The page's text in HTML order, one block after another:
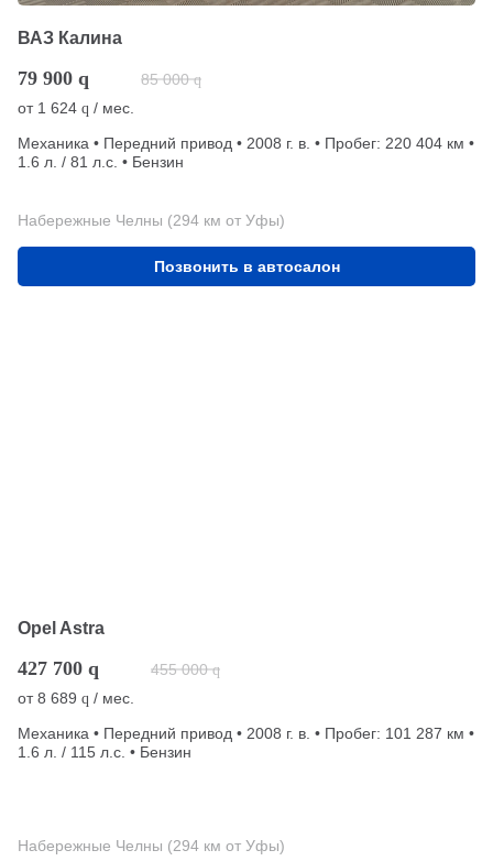
ВАЗ Калина
79 900 q 85 000 q
от 1 624 q / мес.
Механика • Передний привод • 2008 г. в. • Пробег: 220 404 км •
1.6 л. / 81 л.с. • Бензин
Набережные Челны (294 км от Уфы)
Позвонить в автосалон
Opel Astra
427 700 q 455 000 q
от8 689 q / мес.
Механика • Передний привод • 2008 г. в. • Пробег: 101 287 км •
1.6 л. / 115 л.с. • Бензин
Набережные Челны (294 км от Уфы)